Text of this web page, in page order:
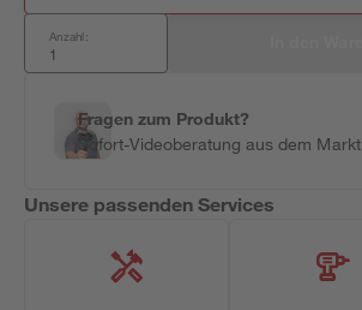
Anzahl:
Fragen zum Produkt?
Sofort-Videoberatung aus dem Markt
Unsere passenden Services